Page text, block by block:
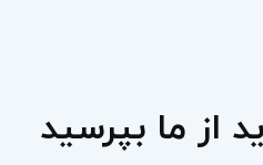
از ما بپرسید